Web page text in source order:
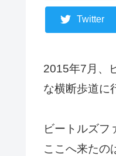
Twitter
2015年7月、
な横断歩道に
ビートルズフ
ここへ来たの